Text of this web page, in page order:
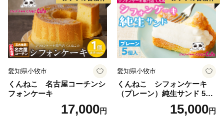
愛知県小牧市
くんねこ 名古屋コーチンシ
フォンケーキ
17,000円
愛知県小牧市
くんねこ シフォンケーキ
（プレーン）純生サンド 5個
15,000円